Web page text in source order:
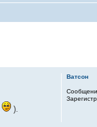
).
Ватсон